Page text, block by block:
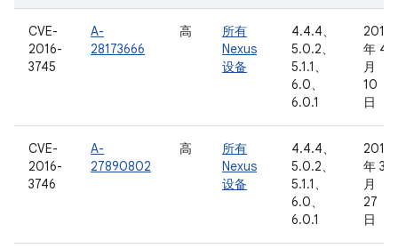
CVE-
2016-
3745
A-
28173666
高
所有
Nexus
设备
4.4.4、
5.0.2、
5.1.1、
6.0、
6.0.1
2016
年 4
月
10
日
CVE-
2016-
3746
A-
27890802
高
所有
Nexus
设备
4.4.4、
5.0.2、
5.1.1、
6.0、
6.0.1
2016
年 3
月
27
日